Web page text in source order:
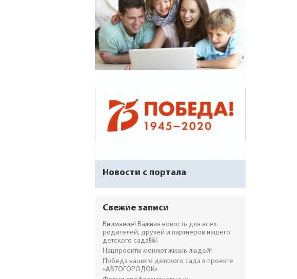
Новости с портала
Свежие записи
Внимание! Важная новость для всех
родителей, друзей и партнеров нашего
детского сада!￼
Нацпроекты меняют жизнь людей!
Победа нашего детского сада в проекте
«АВТОГОРОДОК»